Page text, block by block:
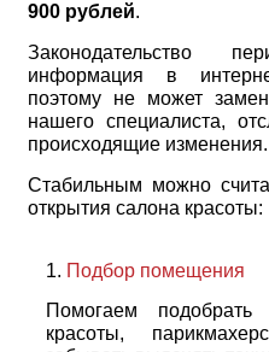
900 рублей.
Законодательство
информация в
поэтому не может
нашего специалиста,
происходящие изменения.
Стабильным можно
открытия салона красоты:
Подбор помещения
Помогаем
красоты,